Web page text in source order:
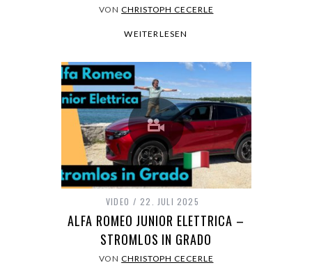
VONCHRISTOPH CECERLE
WEITERLESEN
VIDEO 22. JULI 2025
ALFA ROMEO JUNIOR ELETTRICA –
STROMLOS IN GRADO
VONCHRISTOPH CECERLE